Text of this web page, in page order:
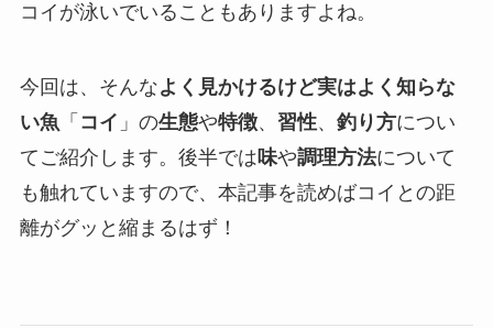
コイが泳いでいることもありますよね。
今回は、そんなよく見かけるけど実はよく知らな
い魚 「 コイ 」の生態や特徴、 習性、 釣り方につい
てご紹介します。後半では味や調理方法について
も触れていますので、本記事を読めばコイとの距
離がグッと縮まるはず！